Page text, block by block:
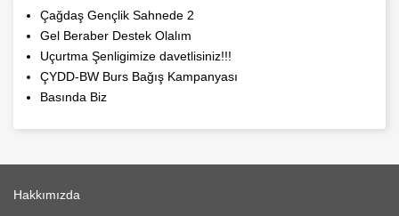
Çağdaş Gençlik Sahnede 2
Gel Beraber Destek Olalım
Uçurtma Şenligimize davetlisiniz!!!
ÇYDD-BW Burs Bağış Kampanyası
Basında Biz
Hakkımızda